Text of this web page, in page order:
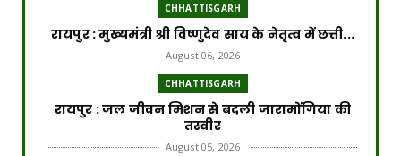
CHHATTISGARH
रायपुर : मुख्यमंत्री श्री विष्णुदेव साय के नेतृत्व में छत्ती...
August 06, 2026
CHHATTISGARH
रायपुर : जल जीवन मिशन से बदली जारामोंगिया की
तस्वीर
August 05, 2026